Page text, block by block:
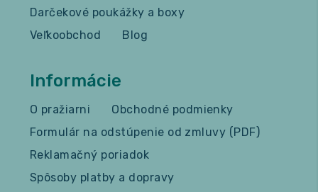
Darčekové poukážky a boxy
Veľkoobchod
Blog
Informácie
O pražiarni
Obchodné podmienky
Formulár na odstúpenie od zmluvy (PDF)
Reklamačný poriadok
Spôsoby platby a dopravy